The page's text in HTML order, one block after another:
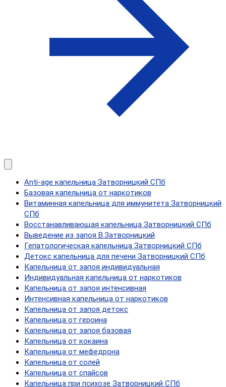
Anti-age капельница Затворницкий СПб
Базовая капельница от наркотиков
Витаминная капельница для иммунитета Затворницкий
СПб
Восстанавливающая капельница Затворницкий СПб
Выведение из запоя В.Затворницкий
Гепатологическая капельница Затворницкий СПб
Детокс капельница для печени Затворницкий СПб
Капельница от запоя индивидуальная
Индивидуальная капельница от наркотиков
Капельница от запоя интенсивная
Интенсивная капельница от наркотиков
Капельница от запоя детокс
Капельница от героина
Капельница от запоя базовая
Капельница от кокаина
Капельница от мефедрона
Капельница от солей
Капельница от спайсов
Капельница при психозе Затворницкий СПб